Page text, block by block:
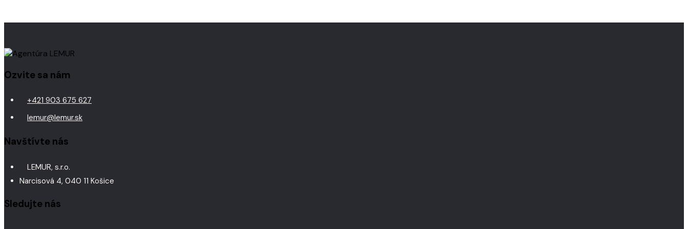
Ozvite sa nám
+421 903 675 627
lemur@lemur.sk
Navštívte nás
LEMUR, s.r.o.
Narcisová 4, 040 11 Košice
Sledujte nás